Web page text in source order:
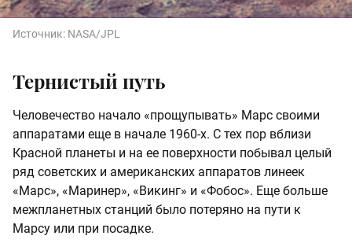
Источник: NASA/JPL
Тернистый путь
Человечество начало «прощупывать» Марс своими
аппаратами еще в начале 1960-х. С тех пор вблизи
Красной планеты и на ее поверхности побывал целый
ряд советских и американских аппаратов линеек
«Марс», «Маринер», «Викинг» и «Фобос». Еще больше
межпланетных станций было потеряно на пути к
Марсу или при посадке.